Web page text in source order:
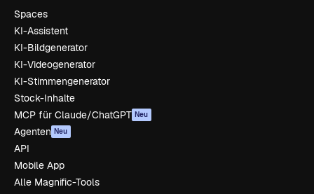
Spaces
KI-Assistent
KI-Bildgenerator
KI-Videogenerator
KI-Stimmengenerator
Stock-Inhalte
MCP für Claude/ChatGPT Neu
Agenten Neu
API
Mobile App
Alle Magnific-Tools